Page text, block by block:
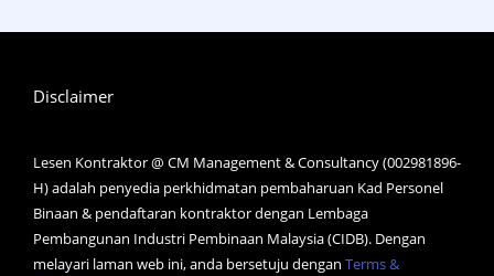
Disclaimer
Lesen Kontraktor @ CM Management & Consultancy (002981896-
H) adalah penyedia perkhidmatan pembaharuan Kad Personel
Binaan & pendaftaran kontraktor dengan Lembaga
Pembangunan Industri Pembinaan Malaysia (CIDB). Dengan
melayari laman web ini, anda bersetuju dengan Terms &